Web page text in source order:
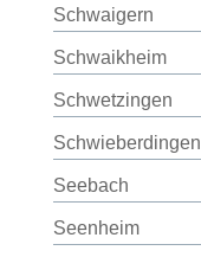
Schwaigern
Schwaikheim
Schwetzingen
Schwieberdingen
Seebach
Seenheim